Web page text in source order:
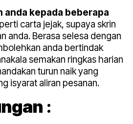
anda kepada beberapa
carta jejak, supaya skrin
anda. Berasa selesa dengan
anda bertindak
semakan ringkas harian
turun naik yang
isyarat aliran pesanan.
: